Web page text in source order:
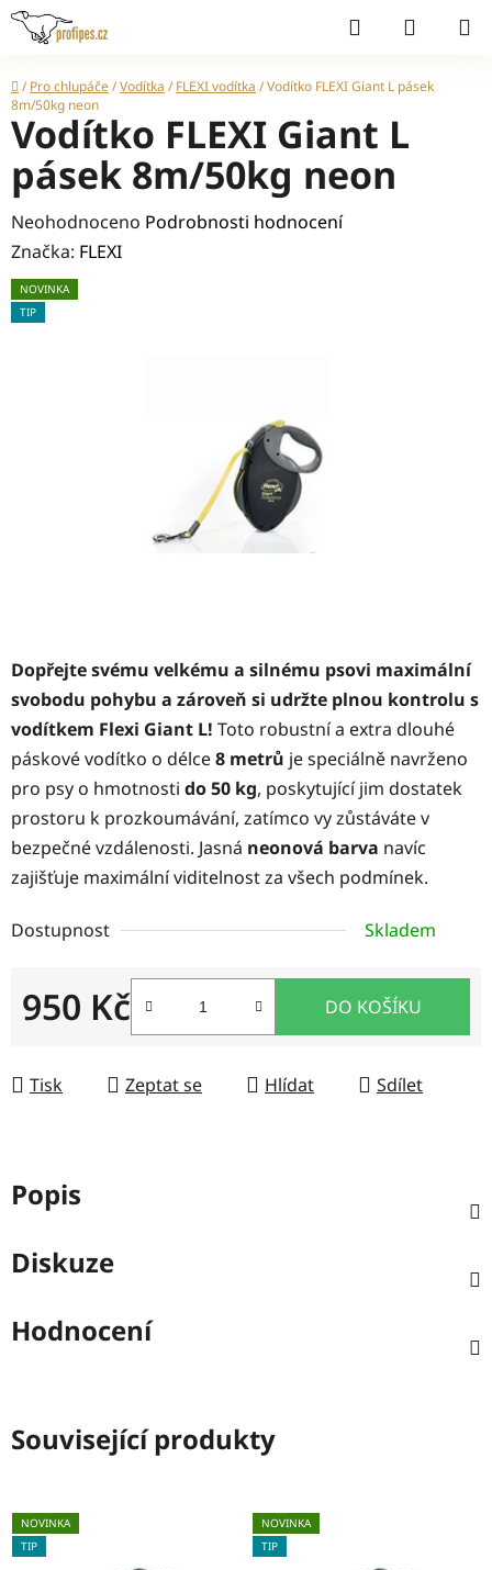
Přejít
Hledat
Domů
/ Pro chlupáče/Vodítka / FLEXI vodítka /Vodítko FLEXI Giant L pásek
8m/50kg neon
Dopřejte svému velkému a silnému psovi maximální
svobodu pohybu a zároveň si udržte plnou kontrolu s
vodítkem Flexi Giant L! Toto robustní a extra dlouhé
páskové vodítko o délce8 metrů je speciálně navrženo
pro psy o hmotnosti do 50 kg, poskytující jim dostatek
prostoru k prozkoumávání, zatímco vy zůstáváte v
bezpečné vzdálenosti. Jasná neonová barva navíc
zajišťuje maximální viditelnost za všech podmínek.
Dostupnost Skladem
950 Kč DO KOŠÍKU
Tisk Zeptat se Hlídat Sdílet
Vodítko FLEXI Giant L
pásek 8m/50kg neon
Průměrné
hodnocení
produktu
je
Neohodnoceno Podrobnosti hodnocení
Značka: FLEXI
NOVINKA
TIP
Popis
Diskuze
Hodnocení
Související produkty
NOVINKA
TIP
NOVINKA
TIP